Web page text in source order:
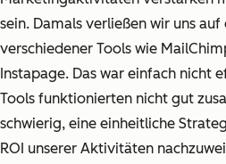
sein. Damals verließen wir uns auf
verschiedener Tools wie
Instapage. Das war einfach nicht
Tools funktionierten nicht gut
schwierig, eine einheitliche
ROI unserer Aktivitäten